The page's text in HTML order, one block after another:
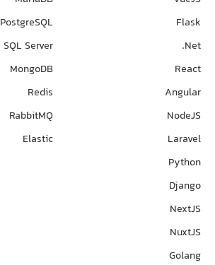
Flask
Net.
React
Angular
NodeJS
Laravel
Python
Django
NextJS
NuxtJS
Golang
PostgreSQL
SQL Server
MongoDB
Redis
RabbitMQ
Elastic